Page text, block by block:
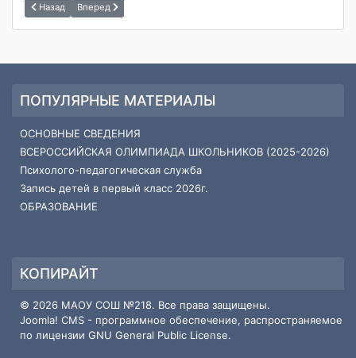
Назад Вперед
ПОПУЛЯРНЫЕ МАТЕРИАЛЫ
ОСНОВНЫЕ СВЕДЕНИЯ
ВСЕРОССИЙСКАЯ ОЛИМПИАДА ШКОЛЬНИКОВ (2025-2026)
Психолого-педагогическая служба
Запись детей в первый класс 2026г.
ОБРАЗОВАНИЕ
КОПИРАЙТ
© 2026 МАОУ СОШ №218. Все права защищены.
Joomla! CMS - программное обеспечение, распространяемое
по лицензии GNU General Public License.